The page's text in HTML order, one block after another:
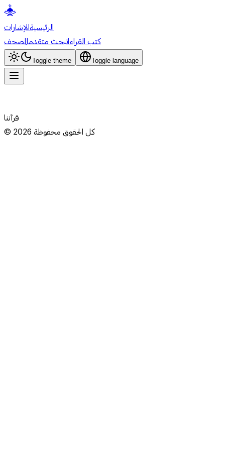
الرئيسيةالإشارات
كتب القراءاتبحث متقدمالمصحف
Toggle theme Toggle language
قرآننا
© 2026كل الحقوق محفوظة